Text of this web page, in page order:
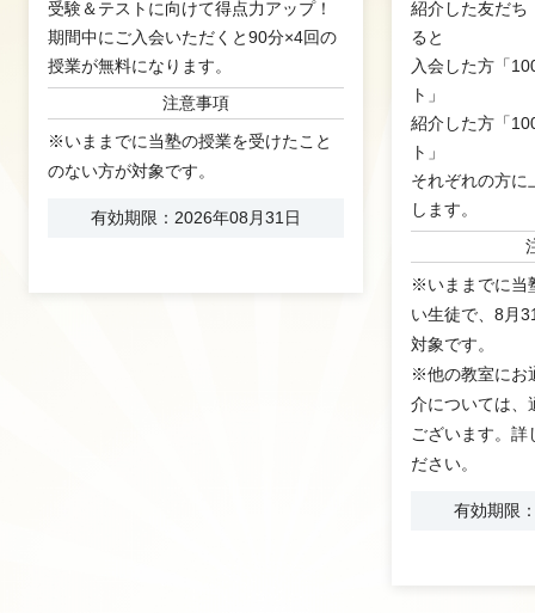
受験＆テストに向けて得点力アップ！
期間中にご入会いただくと90分×4回の
授業が無料になります。
注意事項
※いままでに当塾の授業を受けたこと
のない方が対象です。
有効期限：2026年08月31日
紹介した友だち
ると
入会した方「
ト」
紹介した方「
ト」
それぞれの方に
します。
※いままでに当
い生徒で、8月
対象です。
※他の教室にお
介については、
ございます。詳
ださい。
有効期限